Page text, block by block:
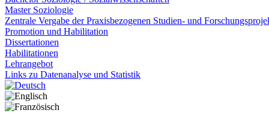
Master Soziologie
Zentrale Vergabe der Praxisbezogenen Studien- und
Promotion und Habilitation
Dissertationen
Habilitationen
Lehrangebot
Links zu Datenanalyse und Statistik